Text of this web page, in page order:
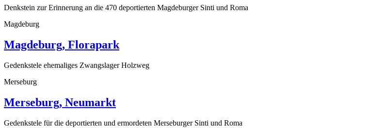
Denkstein zur Erinnerung an die 470 deportierten Magdeburger Sinti und Roma
Magdeburg
Magdeburg, Florapark
Gedenkstele ehemaliges Zwangslager Holzweg
Merseburg
Merseburg, Neumarkt
Gedenkstele für die deportierten und ermordeten Merseburger Sinti und Roma